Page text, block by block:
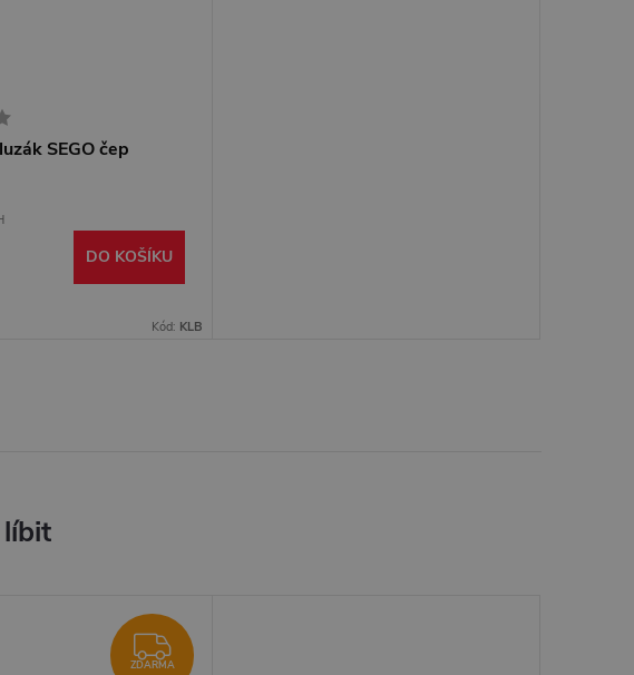
SEGO čep
DO KOŠÍKU
Kód: KLB
ZDARMA
ZDARMA